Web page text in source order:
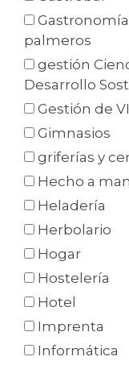
palmeros
gestión
Desarrollo
Gestión de
Gimnasios
griferías y
Hecho a
Heladería
Herbolario
Hogar
Hostelería
Hotel
Imprenta
Informática